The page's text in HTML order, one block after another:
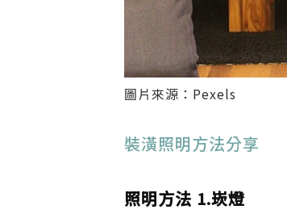
圖片來源：Pexels
裝潢照明方法分享
照明方法 1.崁燈